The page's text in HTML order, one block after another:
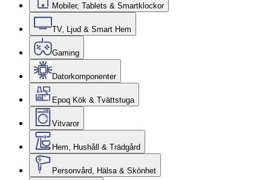
Mobiler, Tablets & Smartklockor
TV, Ljud & Smart Hem
Gaming
Datorkomponenter
Epoq Kök & Tvättstuga
Vitvaror
Hem, Hushåll & Trädgård
Personvård, Hälsa & Skönhet